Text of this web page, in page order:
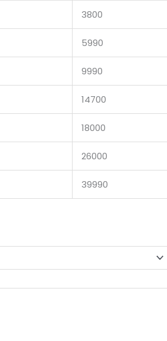
3800
5990
9990
14700
18000
26000
39990